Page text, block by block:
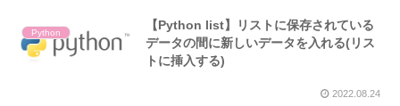
Python
【Python list】リストに保存されている
データの間に新しいデータを入れる(リス
トに挿入する)
2022.08.24